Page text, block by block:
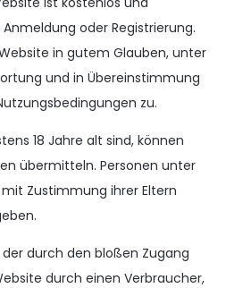
oder Registrierung.
in gutem Glauben, unter
und in Übereinstimmung
zu.
18 Jahre alt sind, können
übermitteln. Personen unter
Zustimmung ihrer Eltern
durch den bloßen Zugang
durch einen Verbraucher,